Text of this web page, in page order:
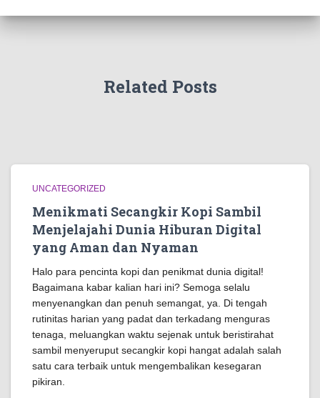
Related Posts
UNCATEGORIZED
Menikmati Secangkir Kopi Sambil
Menjelajahi Dunia Hiburan Digital
yang Aman dan Nyaman
Halo para pencinta kopi dan penikmat dunia digital!
Bagaimana kabar kalian hari ini? Semoga selalu
menyenangkan dan penuh semangat, ya. Di tengah
rutinitas harian yang padat dan terkadang menguras
tenaga, meluangkan waktu sejenak untuk beristirahat
sambil menyeruput secangkir kopi hangat adalah salah
satu cara terbaik untuk mengembalikan kesegaran
pikiran.